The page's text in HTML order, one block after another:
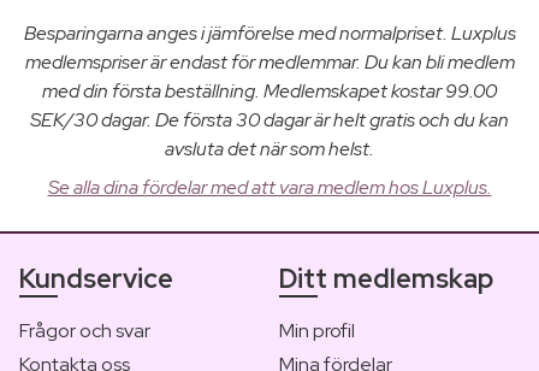
Besparingarna anges i jämförelse med normalpriset. Luxplus
medlemspriser är endast för medlemmar. Du kan bli medlem
med din första beställning. Medlemskapet kostar 99.00
SEK/30 dagar. De första 30 dagar är helt gratis och du kan
avsluta det när som helst.
Se alla dina fördelar med att vara medlem hos Luxplus.
Kundservice
Frågor och svar
Kontakta oss
Ditt medlemskap
Min profil
Mina fördelar